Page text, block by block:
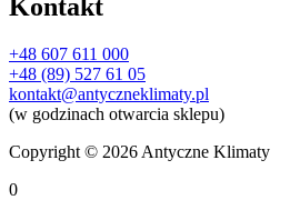
Kontakt
+48 607 611 000
+48 (89) 527 61 05
kontakt@antyczneklimaty.pl
(w godzinach otwarcia sklepu)
Copyright © 2026 Antyczne Klimaty
0